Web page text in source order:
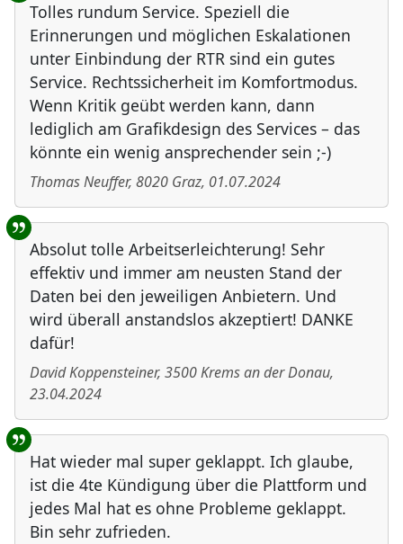
Tolles rundum Service. Speziell die
Erinnerungen und möglichen Eskalationen
unter Einbindung der RTR sind ein gutes
Service. Rechtssicherheit im Komfortmodus.
Wenn Kritik geübt werden kann, dann
lediglich am Grafikdesign des Services – das
könnte ein wenig ansprechender sein ;-)
Thomas Neuffer, 8020 Graz, 01.07.2024
Absolut tolle Arbeitserleichterung! Sehr
effektiv und immer am neusten Stand der
Daten bei den jeweiligen Anbietern. Und
wird überall anstandslos akzeptiert! DANKE
dafür!
David Koppensteiner, 3500Krems an der Donau,
23.04.2024
Hat wieder mal super geklappt. Ich glaube,
ist die 4te Kündigung über die Plattform und
jedes Mal hat es ohne Probleme geklappt.
Bin sehr zufrieden.